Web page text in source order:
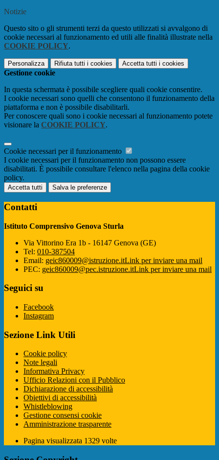
Notizie
Questo sito o gli strumenti terzi da questo utilizzati si avvalgono di
cookie necessari al funzionamento ed utili alle finalità illustrate nella
COOKIE POLICY.
Personalizza Rifiuta tutti i cookies Accetta tutti i cookies
Gestione cookie
In questa schermata è possibile scegliere quali cookie consentire.
I cookie necessari sono quelli che consentono il funzionamento della
piattaforma e non è possibile disabilitarli.
Per conoscere quali sono i cookie necessari al funzionamento potete
visionare la COOKIE POLICY.
Cookie necessari per il funzionamento
I cookie necessari per il funzionamento non possono essere
disabilitati. È possibile consultare l'elenco nella pagina della cookie
policy.
Accetta tutti Salva le preferenze
Contatti
Istituto Comprensivo Genova Sturla
Via Vittorino Era 1b - 16147 Genova (GE)
Tel: 010-387504
Email: geic860009@istruzione.itLink per inviare una mail
PEC: geic860009@pec.istruzione.itLink per inviare una mail
Seguici su
Facebook
Instagram
Sezione Link Utili
Cookie policy
Note legali
Informativa Privacy
Ufficio Relazioni con il Pubblico
Dichiarazione di accessibilità
Obiettivi di accessibilità
Whistleblowing
Gestione consensi cookie
Amministrazione trasparente
Pagina visualizzata 1329 volte